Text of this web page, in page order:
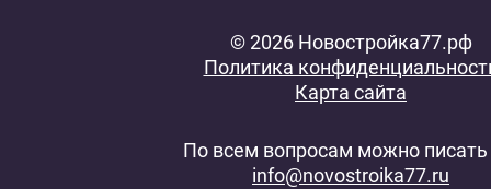
© 2026 Новостройка77.рф
Политика
Карта сайта
По всем вопросам можно писать
info@novostroika77.ru